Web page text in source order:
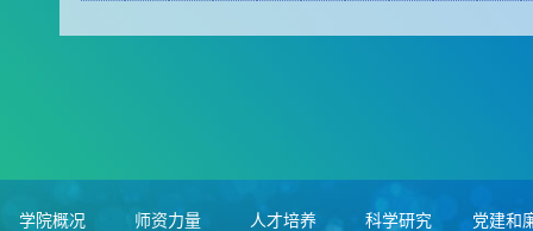
学院概况 师资力量 人才培养 科学研究 党建和